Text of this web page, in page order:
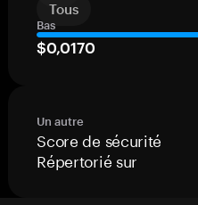
Tous
Bas
$0,0170
Un autre
Score de sécurité
Répertorié sur